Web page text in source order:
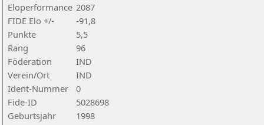
Eloperformance 2087
FIDE Elo +/-
-91,8
Punkte
5,5
Rang
96
Föderation
IND
Verein/Ort
IND
Ident-Nummer
0
Fide-ID
5028698
Geburtsjahr
1998